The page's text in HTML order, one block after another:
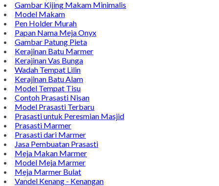
Gambar Kijing Makam Minimalis
Model Makam
Pen Holder Murah
Papan Nama Meja Onyx
Gambar Patung Pieta
Kerajinan Batu Marmer
Kerajinan Vas Bunga
Wadah Tempat Lilin
Kerajinan Batu Alam
Model Tempat Tisu
Contoh Prasasti Nisan
Model Prasasti Terbaru
Prasasti untuk Peresmian Masjid
Prasasti Marmer
Prasasti dari Marmer
Jasa Pembuatan Prasasti
Meja Makan Marmer
Model Meja Marmer
Meja Marmer Bulat
Vandel Kenang - Kenangan